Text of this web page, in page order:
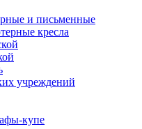
и письменные
кресла
учреждений
купе